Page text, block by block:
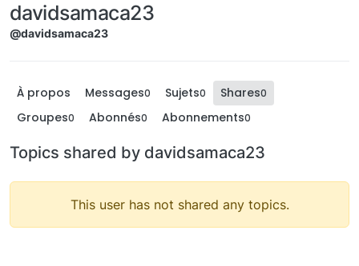
davidsamaca23
@davidsamaca23
À propos Messages0 Sujets0 Shares0
Groupes0 Abonnés0 Abonnements0
Topics shared by davidsamaca23
This user has not shared any topics.